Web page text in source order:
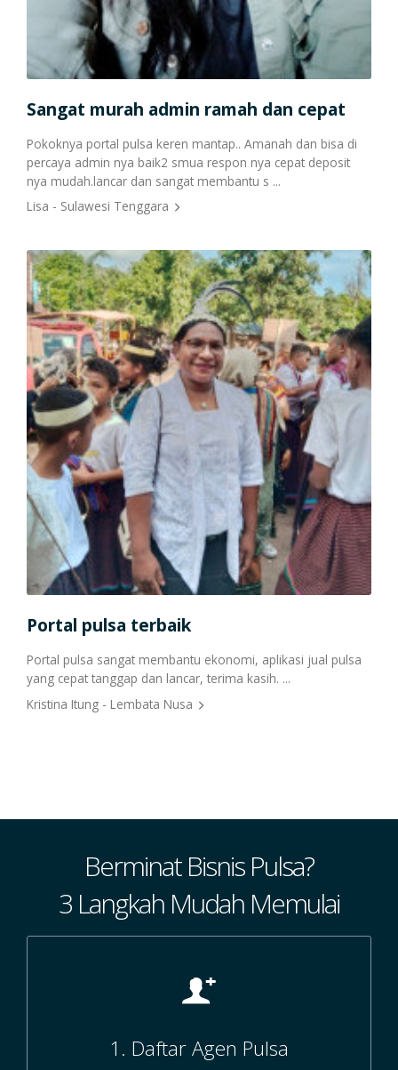
Cetak Struk Token & PPOB
Transaksi Via API
Sangat murah admin ramah dan cepat
Pokoknya portal pulsa keren mantap.. Amanah dan bisa di
percaya admin nya baik2 smua respon nya cepat deposit
nya mudah.lancar dan sangat membantu s ...
Lisa - Sulawesi Tenggara
Portal pulsa terbaik
Portal pulsa sangat membantu ekonomi, aplikasi jual pulsa
yang cepat tanggap dan lancar, terima kasih. ...
Kristina Itung - Lembata Nusa
Berminat Bisnis Pulsa?
3 Langkah Mudah Memulai
1. Daftar Agen Pulsa